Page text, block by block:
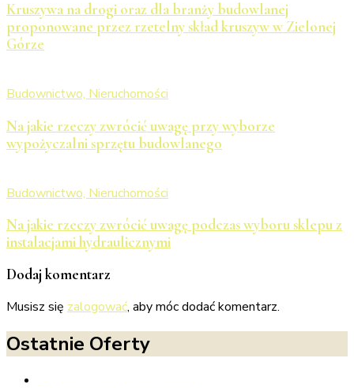
Kruszywa na drogi oraz dla branży budowlanej
proponowane przez rzetelny skład kruszyw w Zielonej
Górze
Budownictwo, Nieruchomości
Na jakie rzeczy zwrócić uwagę przy wyborze
wypożyczalni sprzętu budowlanego
Budownictwo, Nieruchomości
Na jakie rzeczy zwrócić uwagę podczas wyboru sklepu z
instalacjami hydraulicznymi
Dodaj komentarz
Musisz się zalogować, aby móc dodać komentarz.
Ostatnie Oferty